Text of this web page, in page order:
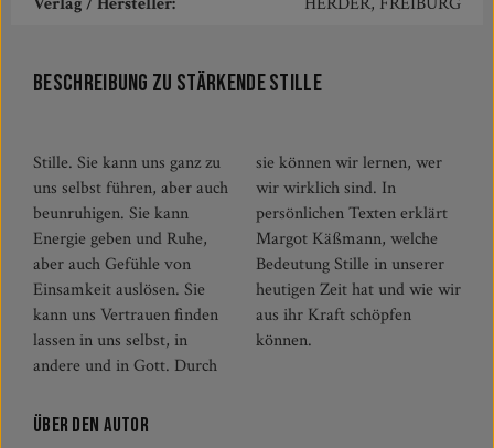
Beschreibung zu Stärkende Stille
Stille. Sie kann uns ganz zu
uns selbst führen, aber auch
beunruhigen. Sie kann
Energie geben und Ruhe,
aber auch Gefühle von
Einsamkeit auslösen. Sie
kann uns Vertrauen finden
lassen in uns selbst, in
andere und in Gott. Durch
sie können wir lernen, wer
wir wirklich sind. In
persönlichen Texten erklärt
Margot Käßmann, welche
Bedeutung Stille in unserer
heutigen Zeit hat und wie wir
aus ihr Kraft schöpfen
können.
Über den Autor